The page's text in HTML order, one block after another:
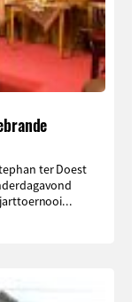
ter Doest